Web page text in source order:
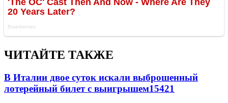
ЧИТАЙТЕ ТАКЖЕ
В Италии двое суток искали выброшенный
лотерейный билет с выигрышем15421